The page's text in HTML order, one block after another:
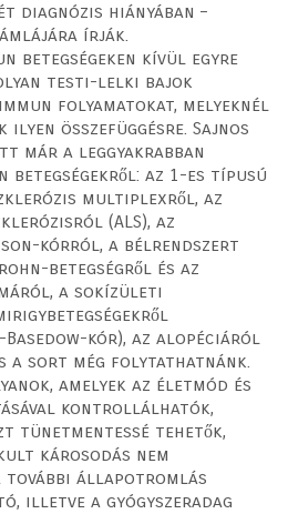
diagnózis hiányában –
írják.
betegségeken kívül egyre
testi-lelki bajok
folyamatokat, melyeknél
ilyen összefüggésre. Sajnos
már a leggyakrabban
az 1-es típusú
multiplexről, az
(ALS), az
kórról, a bélrendszert
betegségről és az
a sokízületi
Basedow-kór), az alopéciáról
a sort még folytathatnánk.
amelyek az életmód és
kontrollálhatók,
tünetmentessé tehetők,
károsodás nem
további állapotromlás
illetve a gyógyszeradag